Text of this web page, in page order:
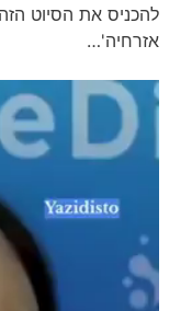
להכניס את הסיוט
אזרחיה'…